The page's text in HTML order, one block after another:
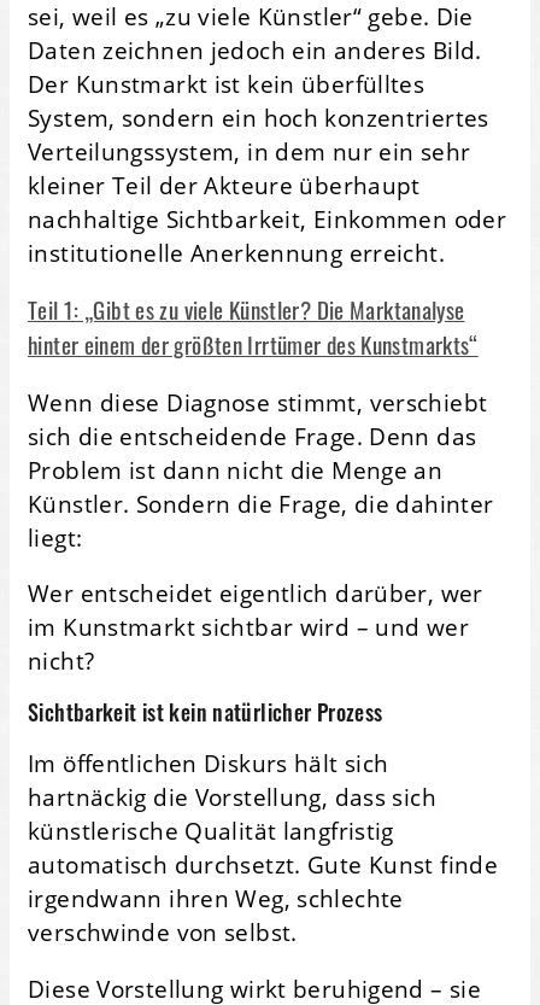
sei, weil es „zu viele Künstler“ gebe. Die
Daten zeichnen jedoch ein anderes Bild.
Der Kunstmarkt ist kein überfülltes
System, sondern ein hoch konzentriertes
Verteilungssystem, in dem nur ein sehr
kleiner Teil der Akteure überhaupt
nachhaltige Sichtbarkeit, Einkommen oder
institutionelle Anerkennung erreicht.
Teil 1: „Gibt es zu viele Künstler? Die Marktanalyse
hinter einem der größten Irrtümer des Kunstmarkts“
Wenn diese Diagnose stimmt, verschiebt
sich die entscheidende Frage. Denn das
Problem ist dann nicht die Menge an
Künstler. Sondern die Frage, die dahinter
liegt:
Wer entscheidet eigentlich darüber, wer
im Kunstmarkt sichtbar wird – und wer
nicht?
Sichtbarkeit ist kein natürlicher Prozess
Im öffentlichen Diskurs hält sich
hartnäckig die Vorstellung, dass sich
künstlerische Qualität langfristig
automatisch durchsetzt. Gute Kunst finde
irgendwann ihren Weg, schlechte
verschwinde von selbst.
Diese Vorstellung wirkt beruhigend – sie